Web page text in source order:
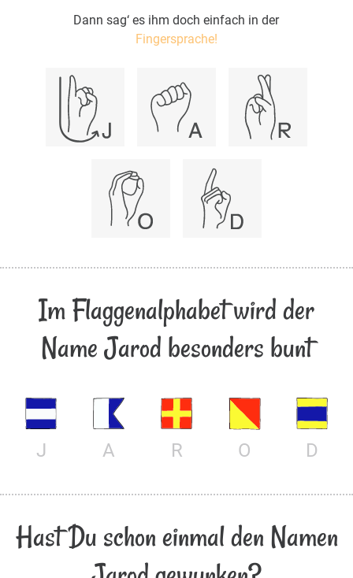
Dann sag‘ es ihm doch einfach in der
Fingersprache!
Im Flaggenalphabet wird der
Name Jarod besonders bunt
J A R O D
Hast Du schon einmal den Namen